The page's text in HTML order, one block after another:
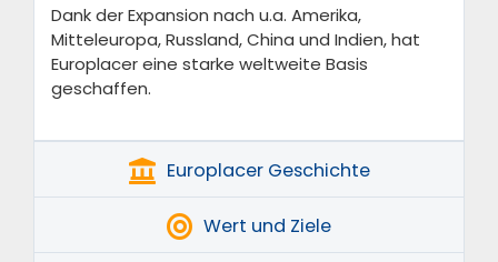
Dank der Expansion nach u.a. Amerika,
Mitteleuropa, Russland, China und Indien, hat
Europlacer eine starke weltweite Basis
geschaffen.
Europlacer Geschichte
Wert und Ziele